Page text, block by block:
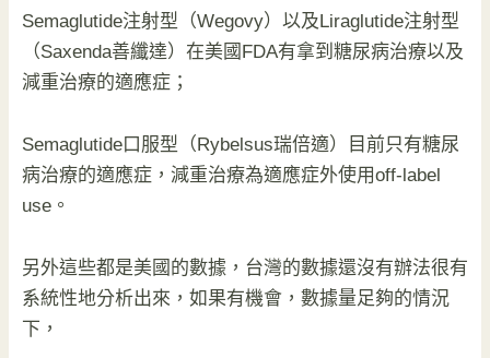
Semaglutide注射型（Wegovy）以及Liraglutide注射型
（Saxenda善纖達）在美國FDA有拿到糖尿病治療以及
減重治療的適應症；
Semaglutide口服型（Rybelsus瑞倍適）目前只有糖尿
病治療的適應症，減重治療為適應症外使用off-label
use。
另外這些都是美國的數據，台灣的數據還沒有辦法很有
系統性地分析出來，如果有機會，數據量足夠的情況
下，